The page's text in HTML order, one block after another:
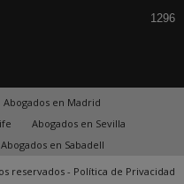
1296
Abogados en Madrid
Abogados en Sevilla
Abogados en Sabadell
reservados - Política de Privacidad